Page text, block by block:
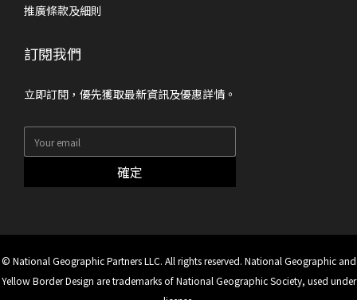
推廣條款及細則
訂閱我們
立即訂閱，優先獲取最新資訊及優惠詳情。
確定
© National Geographic Partners LLC. All rights reserved. National Geographic and
Yellow Border Design are trademarks of National Geographic Society, used under